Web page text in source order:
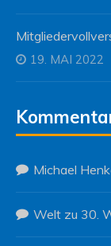
19. MAI 2022
Michael
Welt zu 30.